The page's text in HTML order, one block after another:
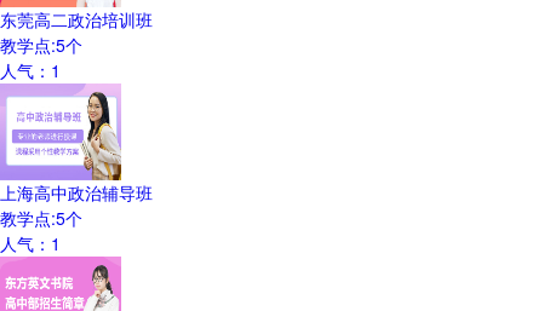
东莞高二政治培训班
教学点:5个
人气： 1
上海高中政治辅导班
教学点:5个
人气： 1